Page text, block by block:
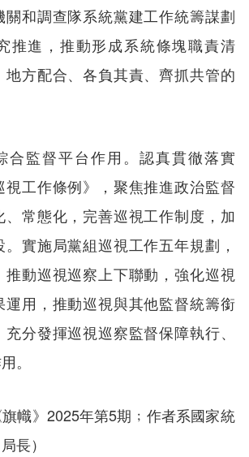
關和調查隊系統黨建工作統籌謀劃
推進，推動形成系統條塊職責清
地方配合、各負其責、齊抓共管的
合監督平台作用。認真貫徹落實
視工作條例》，聚焦推進政治監督
常態化，完善巡視工作制度，加
實施局黨組巡視工作五年規劃，
推動巡視巡察上下聯動，強化巡視
運用，推動巡視與其他監督統籌銜
分發揮巡視巡察監督保障執行、
。
旗幟》2025年第5期﹔作者系國家統
長）